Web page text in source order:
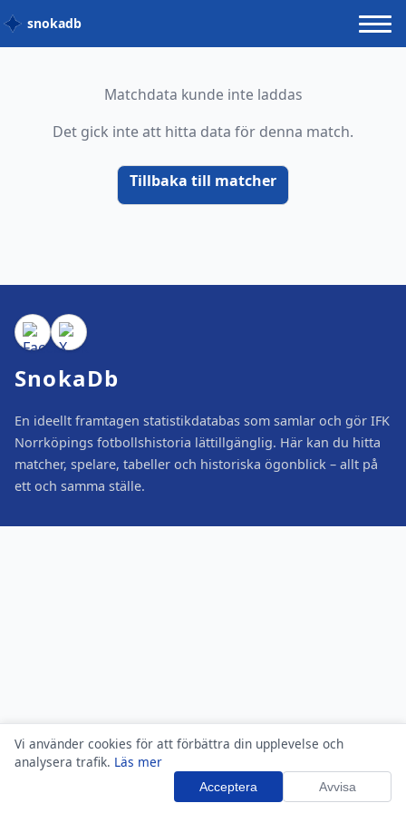
Vi använder cookies för att förbättra din upplevelse och
analysera trafik. Läs mer
Acceptera Avvisa
snokadb
Matchdata kunde inte laddas
Det gick inte att hitta data för denna match.
Tillbaka till matcher
SnokaDb
En ideellt framtagen statistikdatabas som samlar och gör IFK
Norrköpings fotbollshistoria lättillgänglig. Här kan du hitta
matcher, spelare, tabeller och historiska ögonblick – allt på
ett och samma ställe.